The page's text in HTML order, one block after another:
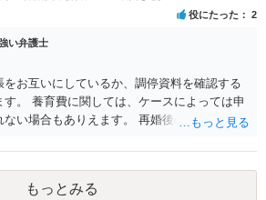
役にたった 2
い弁護士
お互いにしているか、調停資料を確認する
。 養育費に関しては、ケースによっては申
ない場合もありえます。 再婚後の相手方の行
があればそちらについても確認する必要が
の場での回答よりも個別に弁護士にご相談さ
ます。もっとみる